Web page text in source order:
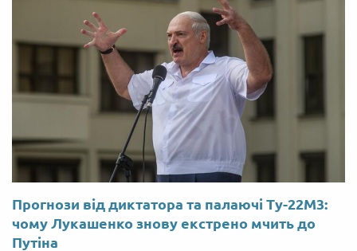
Прогнози від диктатора та палаючі Ту-22М3:
чому Лукашенко знову екстрено мчить до
Путіна